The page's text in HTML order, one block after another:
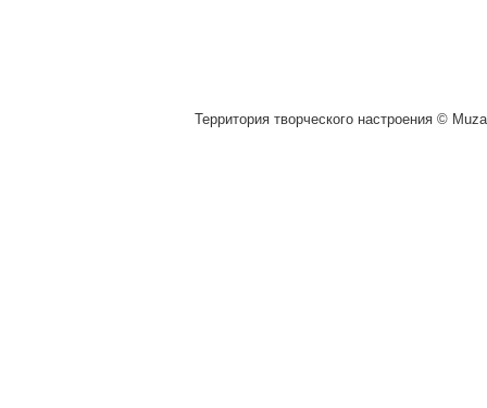
Территория творческого настроения ©